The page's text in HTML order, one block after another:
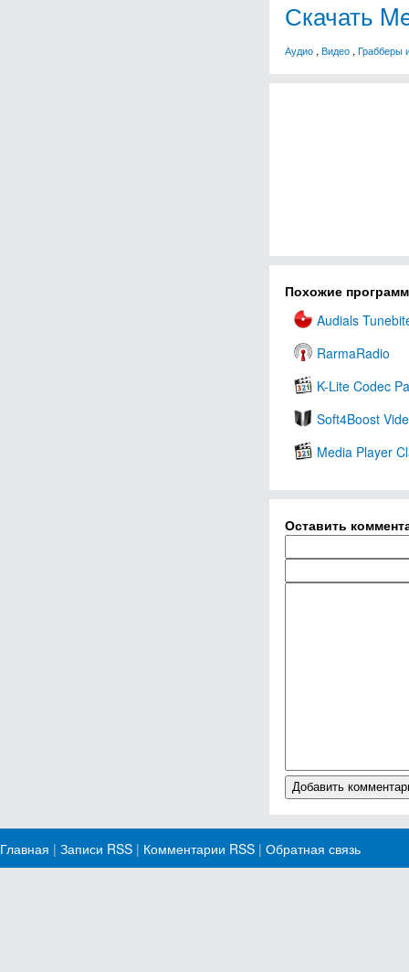
Скачать
Аудио , Видео , Грабберы
Похожие
Audials
RarmaRadio
K-Lite Codec
Soft4Boost
Media Player
Оставить
Главная | Записи RSS | Комментарии RSS | Обратная связь